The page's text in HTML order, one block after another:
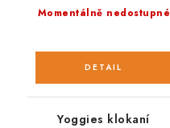
Momentálně nedostupné
Yoggies klokaní